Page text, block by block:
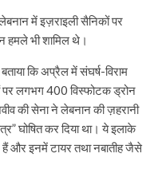
में इज़राइली सैनिकों पर
भी शामिल थे।
कि अप्रैल में संघर्ष-विराम
पर लगभग 400 विस्फोटक ड्रोन
की सेना ने लेबनान की ज़हरानी
घोषित कर दिया था। ये इलाके
और इनमें टायर तथा नबातीह जैसे